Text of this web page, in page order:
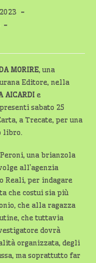
MORIRE, una
Editore, nella
AICARDI e
sabato 25
a Trecate, per una
libro.
una brianzola
all’agenzia
Reali, per indagare
che costui sia più
che alla ragazza
che tuttavia
dovrà
organizzata, degli
ma soprattutto far